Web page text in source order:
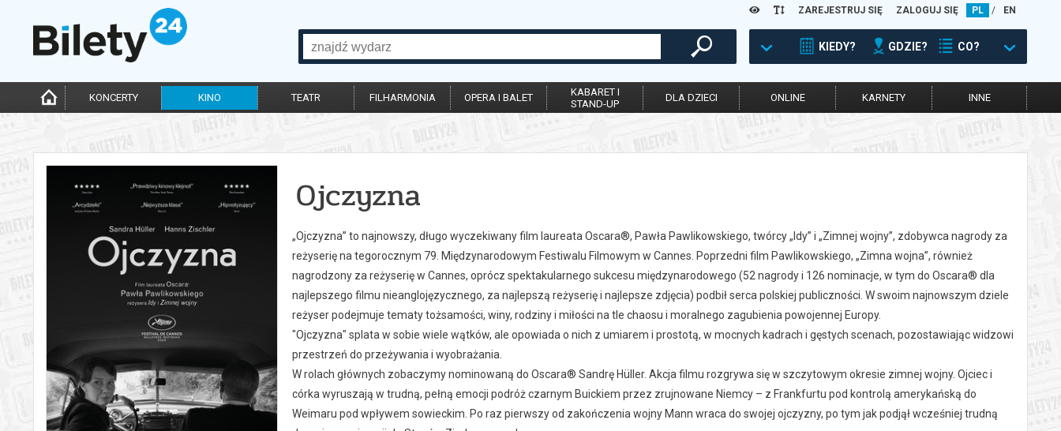
ZAREJESTRUJ SIĘ ZALOGUJ SIĘ PL / EN
KIEDY? GDZIE? CO?
KONCERTY KINO TEATR FILHARMONIA OPERA I BALET
KABARET I
STAND-UP
DLA DZIECI ONLINE KARNETY INNE
Ojczyzna
„Ojczyzna” to najnowszy, długo wyczekiwany film laureata Oscara®, Pawła Pawlikowskiego, twórcy „Idy” i „Zimnej wojny”, zdobywca nagrody za
reżyserię na tegorocznym 79. Międzynarodowym Festiwalu Filmowym w Cannes. Poprzedni film Pawlikowskiego, „Zimna wojna”, również
nagrodzony za reżyserię w Cannes, oprócz spektakularnego sukcesu międzynarodowego (52 nagrody i 126 nominacje, w tym do Oscara® dla
najlepszego filmu nieanglojęzycznego, za najlepszą reżyserię i najlepsze zdjęcia) podbił serca polskiej publiczności. W swoim najnowszym dziele
reżyser podejmuje tematy tożsamości, winy, rodziny i miłości na tle chaosu i moralnego zagubienia powojennej Europy.
"Ojczyzna" splata w sobie wiele wątków, ale opowiada o nich z umiarem i prostotą, w mocnych kadrach i gęstych scenach, pozostawiając widzowi
przestrzeń do przeżywania i wyobrażania.
W rolach głównych zobaczymy nominowaną do Oscara® Sandrę Hüller. Akcja filmu rozgrywa się w szczytowym okresie zimnej wojny. Ojciec i
córka wyruszają w trudną, pełną emocji podróż czarnym Buickiem przez zrujnowane Niemcy – z Frankfurtu pod kontrolą amerykańską do
Weimaru pod wpływem sowieckim. Po raz pierwszy od zakończenia wojny Mann wraca do swojej ojczyzny, po tym jak podjął wcześniej trudną